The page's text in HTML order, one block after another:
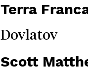
Terra
Dovlatov
Scott